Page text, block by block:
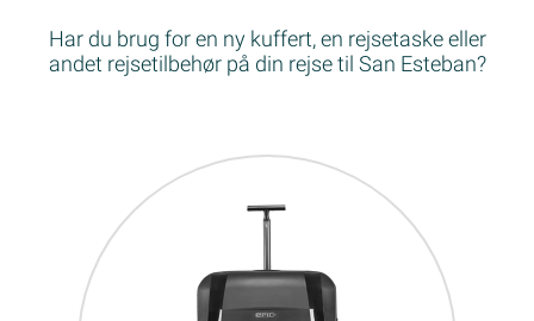
Har du brug for en ny kuffert, en rejsetaske eller
andet rejsetilbehør på din rejse til San Esteban?